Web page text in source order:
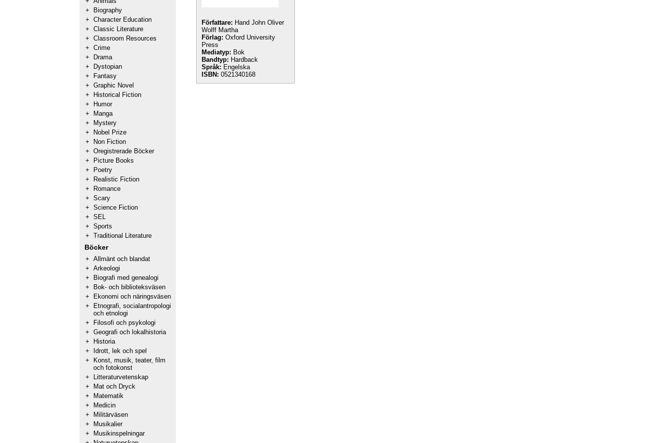
+
Biography
+ Character Education
+ Classic Literature
+ Classroom Resources
+ Crime
+
Drama
+
Dystopian
+
Fantasy
+ Graphic Novel
+
Historical Fiction
+
Humor
+
Manga
+
Mystery
+
Nobel Prize
+
Non Fiction
+ Oregistrerade Böcker
+
Picture Books
+
Poetry
+
Realistic Fiction
+
Romance
+ Scary
+ Science Fiction
+ SEL
+ Sports
+ Traditional Literature
Böcker
+ Allmänt och blandat
+ Arkeologi
+
Biografi med genealogi
+
Bok- och biblioteksväsen
+
Ekonomi och näringsväsen
+
Etnografi, socialantropologi
och etnologi
+
Filosofi och psykologi
+ Geografi och lokalhistoria
+
Historia
+
Idrott, lek och spel
+
Konst, musik, teater, film
och fotokonst
+
Litteraturvetenskap
+
Mat och Dryck
+
Matematik
+
Medicin
+
Militärväsen
+
Musikalier
+
Musikinspelningar
Författare: Hand John Oliver
Wolff Martha
Förlag: Oxford University
Press
Mediatyp: Bok
Bandtyp: Hardback
Språk: Engelska
ISBN: 0521340168